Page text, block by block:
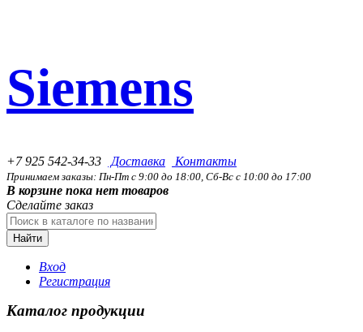
Siemens
+7 925 542-34-33 Доставка Контакты
Принимаем заказы: Пн-Пт с 9:00 до 18:00, Сб-Вс с 10:00 до 17:00
В корзине пока нет товаров
Сделайте заказ
Найти
Вход
Регистрация
Каталог продукции